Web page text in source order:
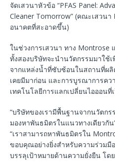
จัดเสวนาหัวข้อ “PFAS Panel:
Cleaner Tomorrow” (คณะเสวนา
อนาคตที่สะอาดขึ้น)
ในช่วงการเสวนา ทาง Montrose
ทั้งสองบริษัทจะนำนวัตกรรมมาใช้เ
จากแหล่งน้ำที่ซับซ้อนในสถานที่ผลิ
เคยมีมาก่อน และการบูรณาการคว
เทคโนโลยีการแลกเปลี่ยนไอออน
“บริษัทของเรามีพื้นฐานจากนวัตก
มองหาพันธมิตรในแนวทางเดียวกั
“เราสามารถหาพันธมิตรใน
ขอบคุณอย่างยิ่งสำหรับความร่วมมื
บรรลุเป้าหมายด้านความยั่งยืน โ